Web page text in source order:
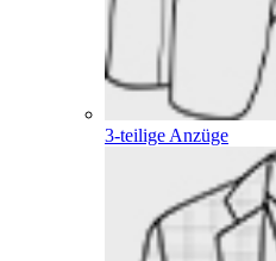
3-teilige Anzüge